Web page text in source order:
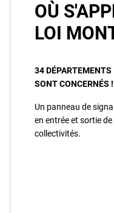
OÙ
LOI
34 DÉPARTEMENTS
SONT CONCERNÉS !
Un panneau de
en entrée et sortie
collectivités.